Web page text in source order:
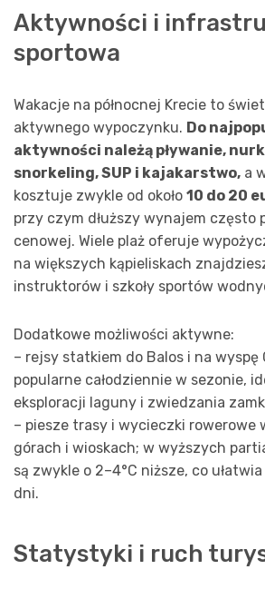
Aktywności i
sportowa
Wakacje na północnej Krecie to
aktywnego wypoczynku. Do
aktywności należą pływanie,
snorkeling, SUP i kajakarstwo, a
kosztuje zwykle od około 10 do 20
przy czym dłuższy wynajem często
cenowej. Wiele plaż oferuje
na większych kąpieliskach
instruktorów i szkoły sportów
Dodatkowe możliwości aktywne:
– rejsy statkiem do Balos i na wyspę
popularne całodziennie w sezonie,
eksploracji laguny i zwiedzania
– piesze trasy i wycieczki rowerowe
górach i wioskach; w wyższych
są zwykle o 2–4°C niższe, co
dni.
Statystyki i ruch